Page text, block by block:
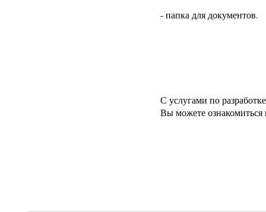
- папка для документов.
С услугами по
Вы можете ознакомиться